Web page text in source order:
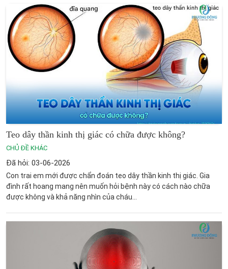
Teo dây thần kinh thị giác có chữa được không?
CHỦ ĐỀ KHÁC
Đã hỏi: 03-06-2026
Con trai em mới được chẩn đoán teo dây thần kinh thị giác. Gia
đình rất hoang mang nên muốn hỏi bệnh này có cách nào chữa
được không và khả năng nhìn của cháu...